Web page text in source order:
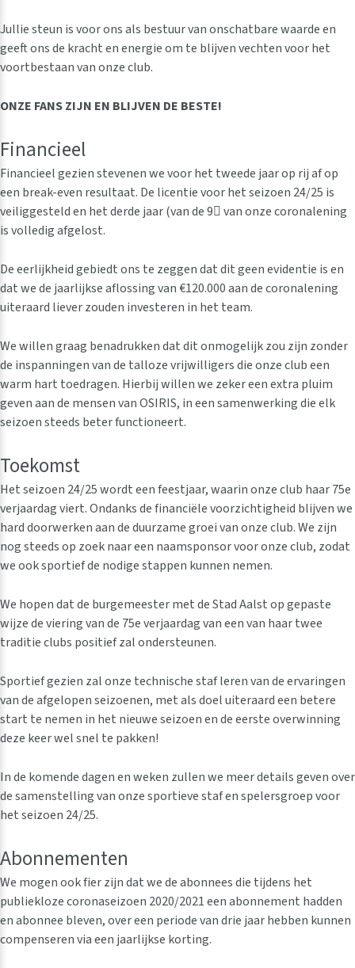
Jullie steun is voor ons als bestuur van onschatbare waarde en
geeft ons de kracht en energie om te blijven vechten voor het
voortbestaan van onze club.
ONZE FANSZIJN EN BLIJVEN DE BESTE!
Financieel
Financieel gezien stevenen we voor het tweede jaar op rij af op
een break-even resultaat. De licentie voor het seizoen 24/25 is
veiliggesteld en het derde jaar (van de 9 van onze coronalening
is volledig afgelost.
De eerlijkheid gebiedt ons te zeggen dat dit geen evidentie is en
dat we de jaarlijkse aflossing van €120.000 aan de coronalening
uiteraard liever zouden investeren in het team.
We willen graag benadrukken dat dit onmogelijk zou zijn zonder
de inspanningen van de talloze vrijwilligers die onze club een
warm hart toedragen. Hierbij willen we zeker een extra pluim
geven aan de mensen van OSIRIS, in een samenwerking die elk
seizoen steeds beter functioneert.
Toekomst
Het seizoen 24/25 wordt een feestjaar, waarin onze club haar 75e
verjaardag viert. Ondanks de financiële voorzichtigheid blijven we
hard doorwerken aan de duurzame groei van onze club. We zijn
nog steeds op zoek naar een naamsponsor voor onze club, zodat
we ook sportief de nodige stappen kunnen nemen.
We hopen dat de burgemeester met de Stad Aalst op gepaste
wijze de viering van de 75e verjaardag van een van haar twee
traditie clubs positief zal ondersteunen.
Sportief gezien zal onze technische staf leren van de ervaringen
van de afgelopen seizoenen, met als doel uiteraard een betere
start te nemen in het nieuwe seizoen en de eerste overwinning
deze keer wel snel te pakken!
In de komende dagen en weken zullen we meer details geven over
de samenstelling van onze sportieve staf en spelersgroep voor
het seizoen 24/25.
Abonnementen
We mogen ook fier zijn dat we de abonnees die tijdens het
publiekloze coronaseizoen 2020/2021 een abonnement hadden
en abonnee bleven, over een periode van drie jaar hebben kunnen
compenseren via een jaarlijkse korting.